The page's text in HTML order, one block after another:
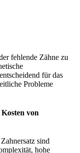
fehlende Zähne zu
für das
Probleme
von
sind
hohe